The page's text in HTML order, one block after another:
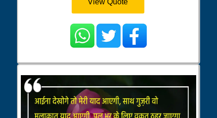
View Quote